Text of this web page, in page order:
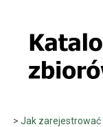
> Jak zarejestrować